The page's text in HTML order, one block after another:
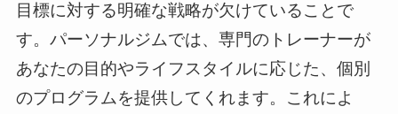
目標に対する明確な戦略が欠けていることで
す。パーソナルジムでは、専門のトレーナーが
あなたの目的やライフスタイルに応じた、個別
のプログラムを提供してくれます。これによ